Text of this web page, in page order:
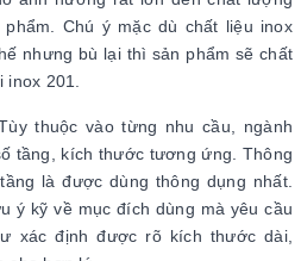
Chú ý mặc dù chất liệu inox
nhưng bù lại thì sản phẩm sẽ chất
inox 201.
thuộc vào từng nhu cầu, ngành
tầng, kích thước tương ứng. Thông
là được dùng thông dụng nhất.
ý kỹ về mục đích dùng mà yêu cầu
xác định được rõ kích thước dài,